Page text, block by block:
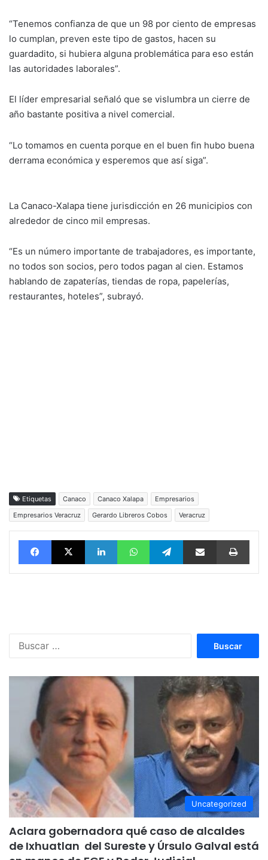
“Tenemos confianza de que un 98 por ciento de empresas
lo cumplan, preven este tipo de gastos, hacen su
guardadito, si hubiera alguna problemática para eso están
las autoridades laborales”.
El líder empresarial señaló que se vislumbra un cierre de
año bastante positiva a nivel comercial.
“Lo tomamos en cuenta porque en el buen fin hubo buena
derrama económica y esperemos que así siga”.
La Canaco-Xalapa tiene jurisdicción en 26 municipios con
alrededor de cinco mil empresas.
“Es un número importante de trabajadores, es importante,
no todos son socios, pero todos pagan al cien. Estamos
hablando de zapaterías, tiendas de ropa, papelerías,
restaurantes, hoteles”, subrayó.
Etiquetas Canaco Canaco Xalapa
Empresarios
Empresarios Veracruz
Gerardo Libreros Cobos Veracruz
FacebookX LinkedInWhatsAppTelegramvía email
Uncategorized
Aclara gobernadora qué caso de alcaldes
de Ixhuatlan del Sureste y Úrsulo Galval está